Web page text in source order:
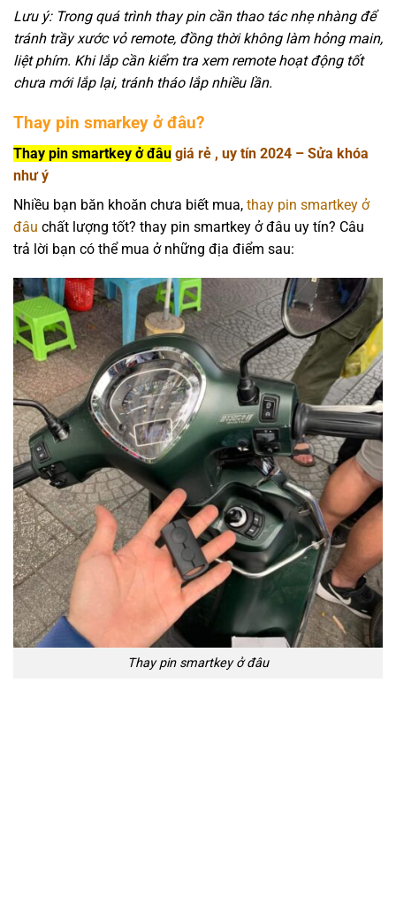
Lưu ý: Trong quá trình thay pin cần thao tác nhẹ nhàng để
tránh trầy xước vỏ remote, đồng thời không làm hỏng main,
liệt phím. Khi lắp cần kiểm tra xem remote hoạt động tốt
chưa mới lắp lại, tránh tháo lắp nhiều lần.
Thay pin smarkey ở đâu?
Thay pin smartkey ở đâu giá rẻ , uy tín 2024 – Sửa khóa
như ý
Nhiều bạn băn khoăn chưa biết mua, thay pin smartkey ở
đâu chất lượng tốt? thay pin smartkey ở đâu uy tín? Câu
trả lời bạn có thể mua ở những địa điểm sau:
Thay pin smartkey ở đâu